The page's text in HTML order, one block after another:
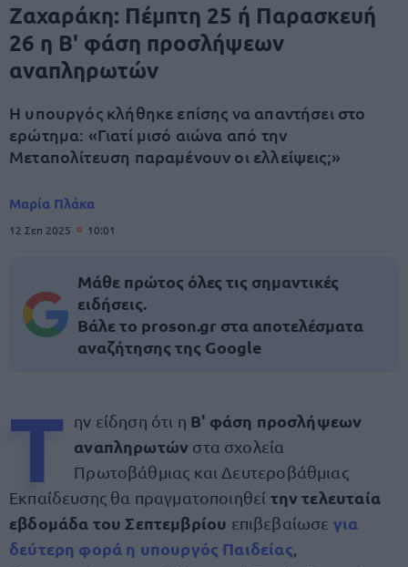
Ζαχαράκη: Πέμπτη 25 ή Παρασκευή
26 η Β' φάση προσλήψεων
αναπληρωτών
Η υπουργός κλήθηκε επίσης να απαντήσει στο
ερώτημα: «Γιατί μισό αιώνα από την
Μεταπολίτευση παραμένουν οι ελλείψεις;»
Μαρία Πλάκα
12 Σεπ 2025 10:01
Μάθε πρώτος όλες τις σημαντικές
ειδήσεις.
Βάλε το proson.gr στα αποτελέσματα
αναζήτησης της Google
Τ ην είδηση ότι η Β' φάση προσλήψεων
αναπληρωτών στα σχολεία
Πρωτοβάθμιας και Δευτεροβάθμιας
Εκπαίδευσης θα πραγματοποιηθεί την τελευταία
εβδομάδα του Σεπτεμβρίου επιβεβαίωσε για
δεύτερη φορά η υπουργός Παιδείας